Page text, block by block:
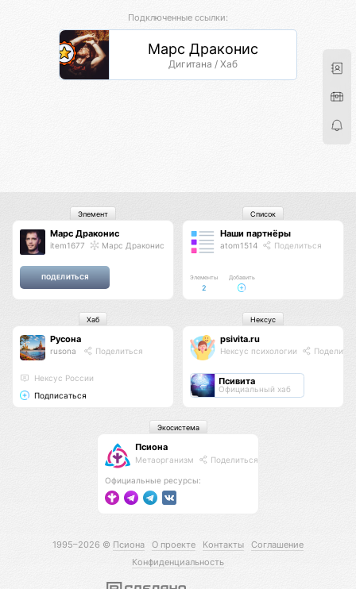
Подключенные ссылки:
Марс Драконис
Дигитана / Хаб
Марс Драконис
item1677 Марс Драконис
Элемент
Наши партнёры
atom1514 Поделиться
Элементы
2
Добавить
Список
Русона
rusona Поделиться
Нексус России
Подписаться
Хаб
psivita.ru
Нексус психологии
Псивита
Официальный хаб
Нексус
Псиона
Метаорганизм Поделиться
Официальные ресурсы:
Экосистема
1995–2026 © Псиона О проекте Контакты
Соглашение
Конфиденциальность